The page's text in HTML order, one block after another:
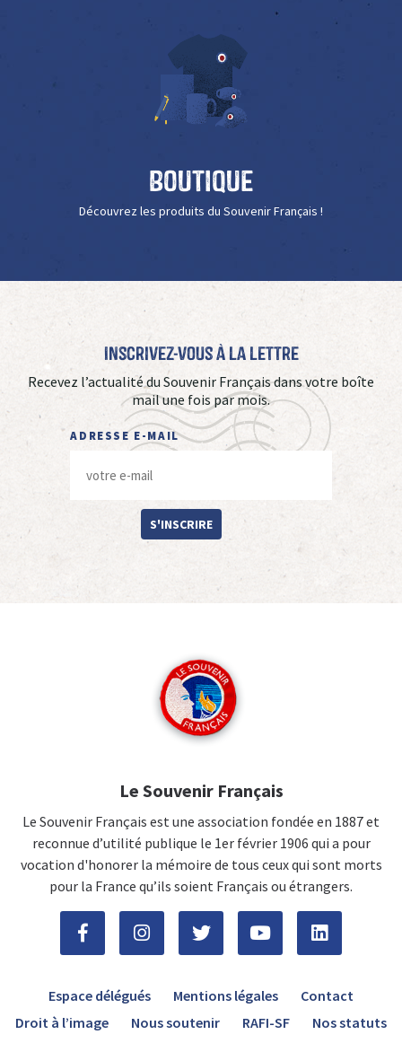
Boutique
Découvrez les produits du Souvenir Français !
Inscrivez-vous à La Lettre
Recevez l’actualité du Souvenir Français dans votre boîte
mail une fois par mois.
ADRESSE E-MAIL
S'INSCRIRE
Le Souvenir Français
Le Souvenir Français est une association fondée en 1887 et
reconnue d’utilité publique le 1er février 1906 qui a pour
vocation d'honorer la mémoire de tous ceux qui sont morts
pour la France qu’ils soient Français ou étrangers.
Espace délégués Mentions légales
Contact
Droit à l’image
Nous soutenir RAFI-SF Nos statuts